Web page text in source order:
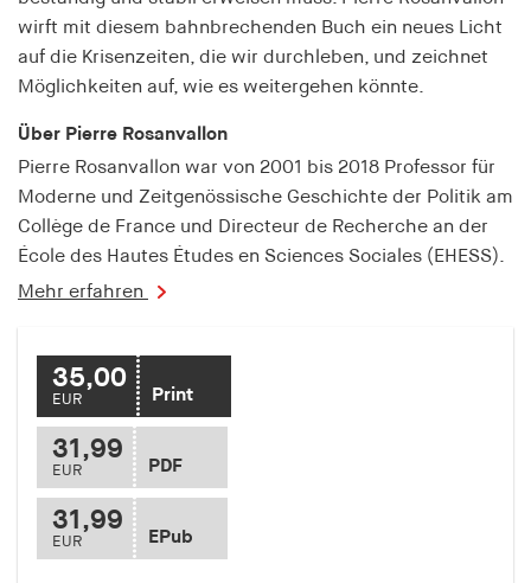
wirft mit diesem bahnbrechenden Buch ein neues Licht
auf die Krisenzeiten, die wir durchleben, und zeichnet
Möglichkeiten auf, wie es weitergehen könnte.
Über Pierre Rosanvallon
Pierre Rosanvallon war von 2001 bis 2018 Professor für
Moderne und Zeitgenössische Geschichte der Politik am
Collège de France und Directeur de Recherche an der
École des Hautes Études en Sciences Sociales (EHESS).
Mehr erfahren
35,00
EUR Print
31,99
EUR PDF
31,99
EUR EPub